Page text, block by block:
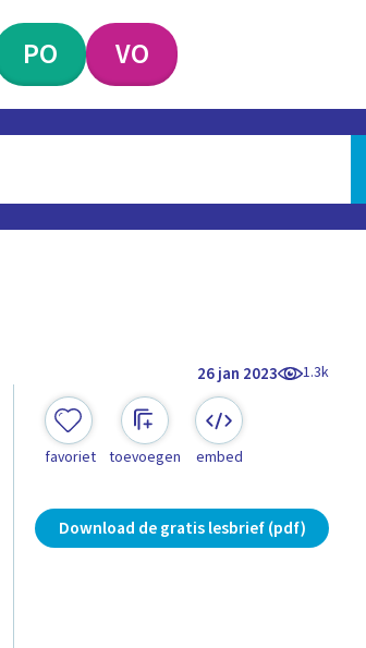
PO VO
26 jan 2023 1.3k
favoriet toevoegen embed
Download de gratis lesbrief (pdf)